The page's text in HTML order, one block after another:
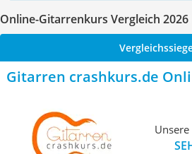
Online-Gitarrenkurs Vergleich
Gitarren crashkurs.de